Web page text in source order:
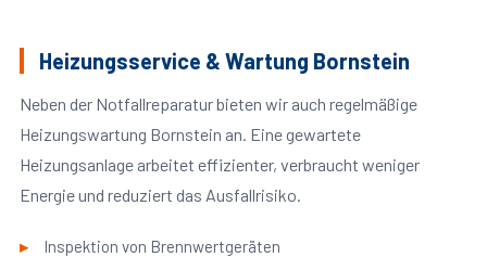
Heizungsservice & Wartung Bornstein
Neben der Notfallreparatur bieten wir auch regelmäßige
Heizungswartung Bornstein an. Eine gewartete
Heizungsanlage arbeitet effizienter, verbraucht weniger
Energie und reduziert das Ausfallrisiko.
Inspektion von Brennwertgeräten